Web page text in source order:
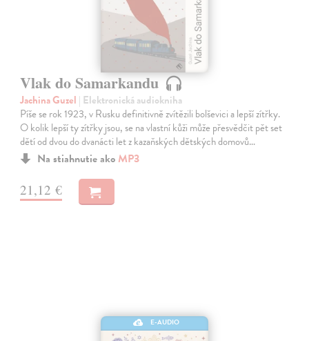
Vlak do Samarkandu
Jachina Guzel | Elektronická audiokniha
Píše se rok 1923, v Rusku definitivně zvítězili bolševici a lepší zítřky.
O kolik lepší ty zítřky jsou, se na vlastní kůži může přesvědčit pět set
dětí od dvou do dvanácti let z kazaňských dětských domovů…
Na stiahnutie ako MP3
21,12 €
E-AUDIO